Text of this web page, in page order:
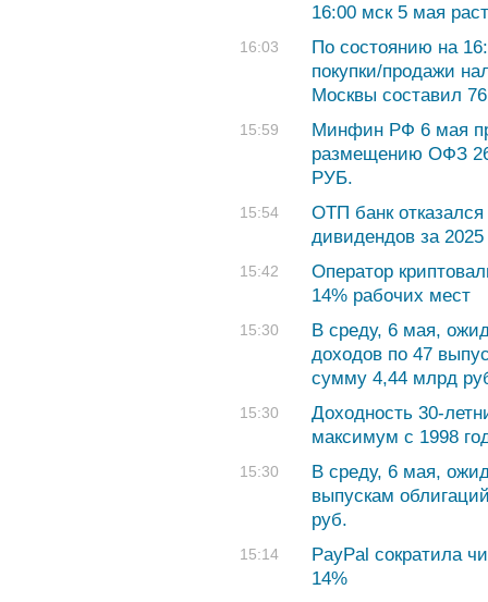
16:00 мск 5 мая
16:03
По состоянию на
покупки/продажи
Москвы составил
15:59
Минфин РФ 6 мая
размещению ОФЗ
РУБ.
15:54
ОТП банк
дивидендов за 2025
15:42
Оператор
14% рабочих мест
15:30
В среду, 6 мая,
доходов по 47
сумму 4,44 млрд
15:30
Доходность 30-
максимум с 1998
15:30
В среду, 6 мая,
выпускам
руб.
15:14
PayPal сократила
14%